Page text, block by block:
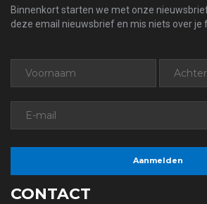
Binnenkort starten we met onze
deze email nieuwsbrief en mis niets over je
CONTACT